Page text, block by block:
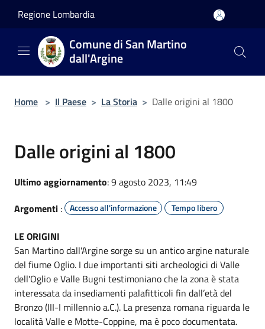
Regione Lombardia
Comune di San Martino
dall'Argine
Home > Il Paese > La Storia > Dalle origini al 1800
Dalle origini al 1800
Ultimo aggiornamento: 9 agosto 2023, 11:49
Argomenti : Accesso all'informazione Tempo libero
LE ORIGINI
San Martino dall'Argine sorge su un antico argine naturale
del fiume Oglio. I due importanti siti archeologici di Valle
dell'Oglio e Valle Bugni testimoniano che la zona è stata
interessata da insediamenti palafitticoli fin dall’età del
Bronzo (III-I millennio a.C.). La presenza romana riguarda le
località Valle e Motte-Coppine, ma è poco documentata.